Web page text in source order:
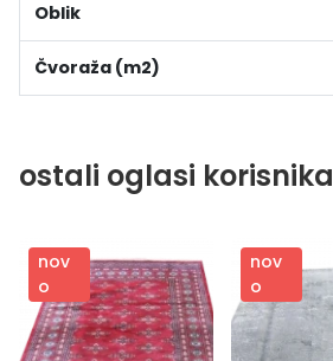
Oblik
Čvoraža (m2)
ostali oglasi korisnika
nov
o
nov
o